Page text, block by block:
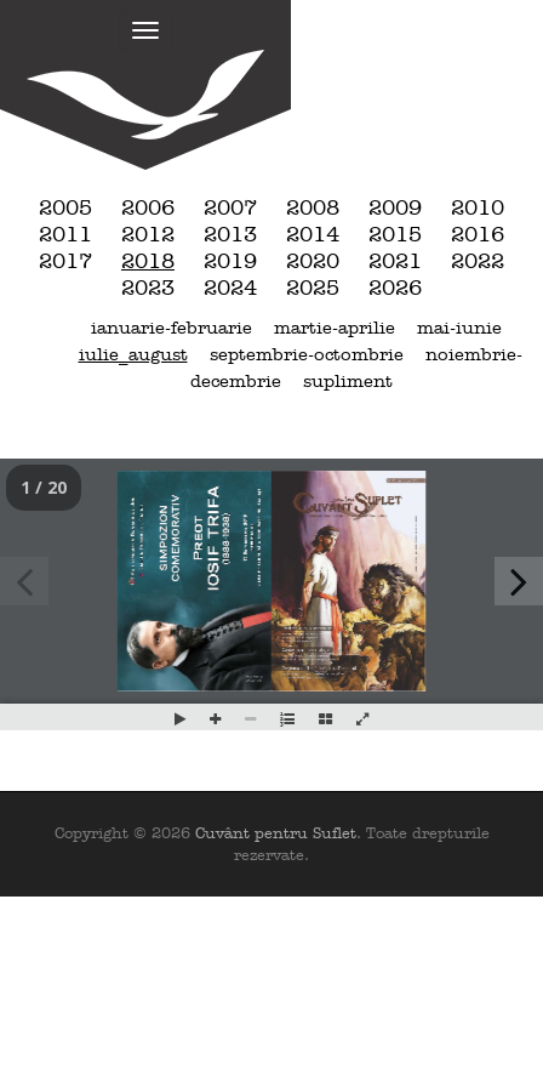
n
k
t
o
c
o
n
t
e
t
2005 2006 2007 2008 2009
2010
2011
2012 2013 2014 2015
2016
2017
2018 2019 2020 2021
2022
2023
2024 2025 2026
ianuarie-februarie martie-aprilie
mai-iunie
iulie_august
septembrie-octombrie
noiembrie-
decembrie
supliment
1 / 20
Copyright © 2026 Cuvânt pentru Suflet. Toate drepturile
rezervate.